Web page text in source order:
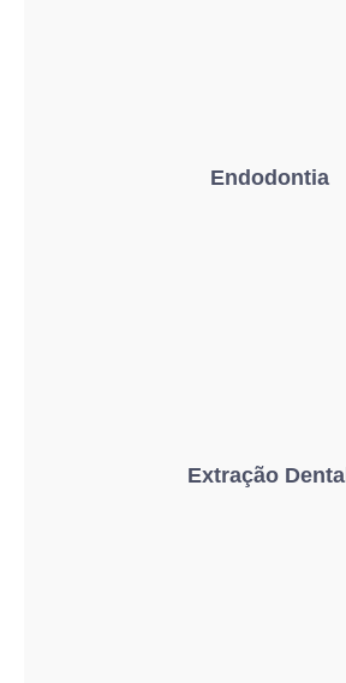
Endodontia
Extração Dental